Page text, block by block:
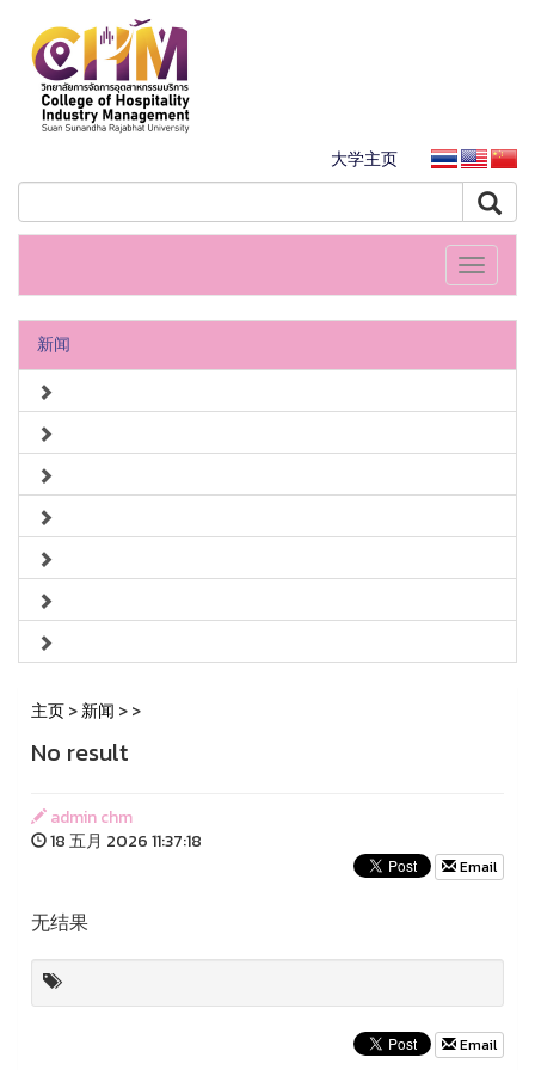
大学主页
Toggle
新闻
主页>新闻 >>
No result
admin chm
18 五月 2026 11:37:18
Email
无结果
Email